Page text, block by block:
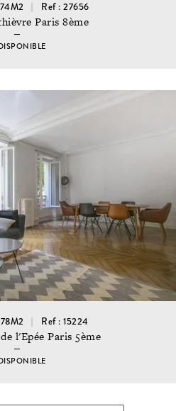
Ref : 27656
Paris 8ème
Ref : 15224
l'Epée Paris 5ème